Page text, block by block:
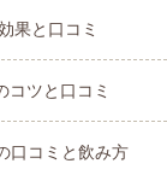
果と口コミ
コツと口コミ
口コミと飲み方